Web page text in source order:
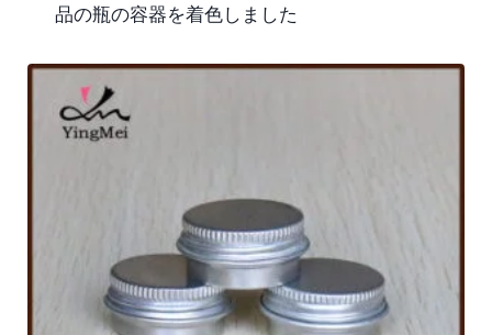
品の瓶の容器を着色しました